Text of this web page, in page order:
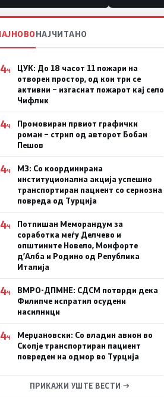
НАЈЧИТАНО
Ч
ЦУК: До 18 часот 11 пожари на
отворен простор, од кои три се
активни – изгаснат пожарот кај село
Чифлик
Ч
Промовиран првиот графички
роман – стрип од авторот Бобан
Пешов
Ч
МЗ: Со координирана
институционална акција успешно
транспортиран пациент со сериозна
повреда од Турција
Ч
Потпишан Меморандум за
соработка меѓу Делчево и
општините Новело, Монфорте
д’Алба и Родино од Република
Италија
Ч
ВМРО-ДПМНЕ: СДСM потврди дека
Филипче испратил осудени
насилници
Ч
Мерџановски: Со владин авион во
Скопје транспортиран пациент
повреден на одмор во Турција
ПРИКАЖИ УШТЕ ВЕСТИ →